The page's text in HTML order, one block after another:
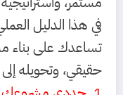
في هذا الدليل
تساعدك على بناء
حقيقي، وتحويله